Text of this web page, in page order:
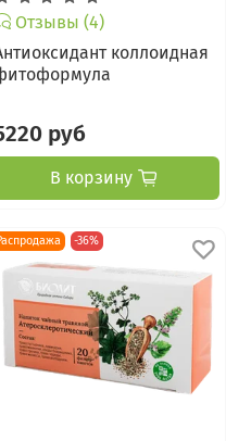
Отзывы (4)
коллоидная
руб
В корзину
-36%